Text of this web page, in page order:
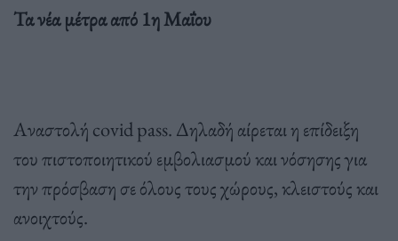
Τα νέα μέτρα από 1η Μαΐου
Αναστολή covid pass. Δηλαδή αίρεται η επίδειξη
του πιστοποιητικού εμβολιασμού και νόσησης για
την πρόσβαση σε όλους τους χώρους, κλειστούς και
ανοιχτούς.